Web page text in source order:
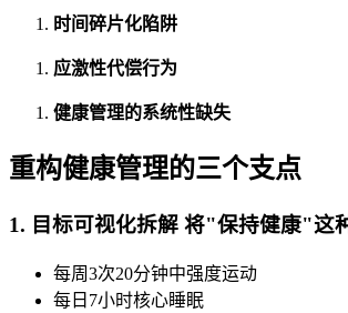
时间碎片化陷阱
应激性代偿行为
健康管理的系统性缺失
重构健康管理的三个支点
1. 目标可视化拆解 将"保持健康"这
每周3次20分钟中强度运动
每日7小时核心睡眠